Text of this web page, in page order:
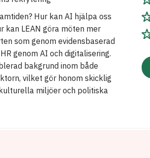
Hur kan AI hjälpa oss
kan LEAN göra möten mer
som genom evidensbaserad
genom AI och digitalisering.
bakgrund inom både
vilket gör honom skicklig
miljöer och politiska